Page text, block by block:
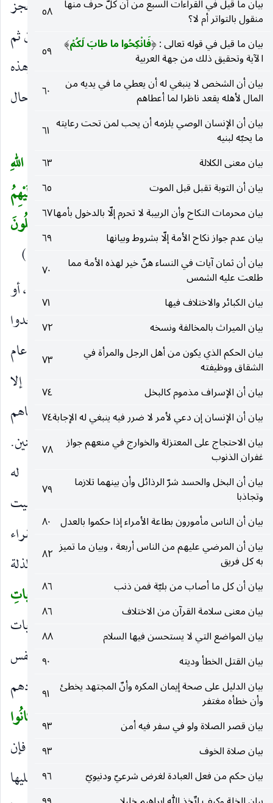
بيان ما قيل في القراءات السبع من أن كلّ حرف منها
منقول بالتواتر أم لا؟
٥٨
بيان ما قيل في قوله تعالى : (فَانْكِحُوا ما طابَ لَكُمْ)
الآية وتحقيق ذلك من جهة العربية
٥٩
بيان أن الشخص لا ينبغي له أن يعطي ما في يديه من
المال لأهله يقعد ناظرا لما أعطاهم
٦٠
بيان أن الإنسان الوصي يلزمه أن يحب لمن تحت رعايته
ما يحبّه لبنيه
٦١
بيان معنى الكلالة
٦٣
بيان أن التوبة تقبل قبل الموت
٦٥
بيان محرمات النكاح وأن الربيبة لا تحرم إلّا بالدخول بأمها٦٧
بيان عدم جواز نكاح الأمة إلّا بشروط وبيانها
٦٩
بيان أن ثمان آيات في النساء هنّ خير لهذه الأمة مما
طلعت عليه الشمس
٧٠
بيان الكبائر والاختلاف فيها
٧١
بيان الميراث بالمخالفة ونسخه
٧٢
بيان الحكم الذي يكون من أهل الرجل والمرأة في
الشقاق ووظيفته
٧٣
بيان أن الإسراف مذموم كالبخل
٧٤
بيان أن الإنسان إن دعي لأمر لا ضرر فيه ينبغي له الإجابة٧٤
بيان الاحتجاج على المعتزلة والخوارج في منعهم جواز
غفران الذنوب
٧٨
بيان أن البخل والحسد شرّ الرذائل وأن بينهما تلازما
وتجاذبا
٧٩
بيان أن الناس مأمورون بطاعة الأمراء إذا حكموا بالعدل ٨٠
بيان أن المرضي عليهم من الناس أربعة ، وبيان ما تميز
به كل فريق
٨٢
بيان أن كل ما أصاب من بليّة فمن ذنب
٨٦
بيان معنى سلامة القرآن من الاختلاف
٨٦
بيان المواضع التي لا يستحسن فيها السلام
٨٨
بيان القتل الخطأ وديته
٩٠
بيان الدليل على صحة إيمان المكره وأنّ المجتهد يخطئ
وأن خطأه مغتفر
٩١
بيان قصر الصلاة ولو في سفر فيه أمن
٩٣
بيان صلاة الخوف
٩٣
بيان حكم من فعل العبادة لغرض شرعيّ ودنيويّ
٩٦
الدبرة عليهم ، ثم أخبر بأنه تكون عاقبتهم العجز
والخذلان. وقرئ «لا ينصروا» عطفا على يولوا على أن ثم
للتراخي في الرتبة فيكون عدم النصر مقيدا بقتالهم ، وهذه
الآية من المغيبات التي وافقها الواقع إذ كان ذلك حال
قريظة والنضير وبني قينقاع ويهود خيبر.
(ضُرِبَتْ عَلَيْهِمُ الذِّلَّةُ أَيْنَ ما ثُقِفُوا إِلاَّ بِحَبْلٍ مِنَ اللهِ
وَحَبْلٍ مِنَ النَّاسِ وَباؤُ بِغَضَبٍ مِنَ اللهِ وَضُرِبَتْ عَلَيْهِمُ
الْمَسْكَنَةُ ذلِكَ بِأَنَّهُمْ كانُوا يَكْفُرُونَ بِآياتِ اللهِ وَيَقْتُلُونَ
الْأَنْبِياءَ بِغَيْرِ حَقٍّ ذلِكَ بِما عَصَوْا وَكانُوا يَعْتَدُونَ
ضُرِبَتْ عَلَيْهِمُ الذِّلَّةُ
هدر النفس والمال والأهل ، أو
ذل التمسك بالباطل والجزية.
)وجدوا
(إِلَّا بِحَبْلٍ مِنَ اللهِ وَحَبْلٍ مِنَ النَّاسِ)استثناء من أعم عام
الأحوال أي ضربت عليهم الذلة في عامة الأحوال إلا
معتصمين ، أو ملتبسين بذمة الله أو كتابة الذي آتاهم
وذمة المسلمين ، أو بدين الإسلام واتباع سبيل المؤمنين.
وَباؤُ بِغَضَبٍ مِنَ اللهِ رجعوا به مستوجبين له
(وَضُرِبَتْ عَلَيْهِمُ الْمَسْكَنَةُ
فهي محيطة بهم إحاطة البيت
المضروب على أهله ، واليهود في غالب الأمر فقراء
ومساكين.
إشارة إلى ما ذكر من ضرب الذلة
والمسكنة والبوء بالغضب.(بِأَنَّهُمْ كانُوا يَكْفُرُونَ بِآياتِ
اللهِ وَيَقْتُلُونَ الْأَنْبِياءَ بِغَيْرِ حَقٍ بسبب كفرهم بالآيات
وقتلهم الأنبياء. والتقييد بغير حق مع أنه كذلك في نفس
الأمر للدلالة على أنه لم يكن حقا بحسب اعتقادهم
أيضا. ذلِكَ أي الكفر والقتل.
بِما عَصَوْا وَكانُوا
يَعْتَدُونَ)بسبب عصيانهم واعتدائهم حدود الله ، فإن
الإصرار على الصغائر يفضي إلى الكبائر والاستمرار عليها